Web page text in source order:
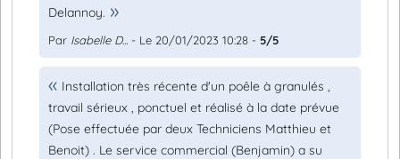
Delannoy.
Par Isabelle D... - Le 20/01/2023 10:28 - 5/5
Installation très récente d'un poêle à granulés ,
travail sérieux , ponctuel et réalisé à la date prévue
(Pose effectuée par deux Techniciens Matthieu et
Benoit) . Le service commercial (Benjamin) a su